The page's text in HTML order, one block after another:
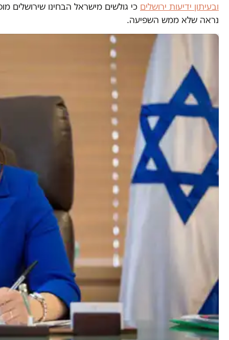
ובעיתון ידיעות ירושלים כי גולשים מישראל הבחינו
נראה שלא ממש השפיעה.